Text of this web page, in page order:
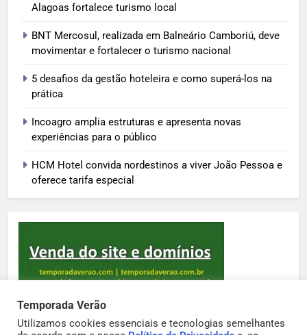
Alagoas fortalece turismo local
BNT Mercosul, realizada em Balneário Camboriú, deve
movimentar e fortalecer o turismo nacional
5 desafios da gestão hoteleira e como superá-los na
prática
Incoagro amplia estruturas e apresenta novas
experiências para o público
HCM Hotel convida nordestinos a viver João Pessoa e
oferece tarifa especial
Temporada Verão
Utilizamos cookies essenciais e tecnologias semelhantes